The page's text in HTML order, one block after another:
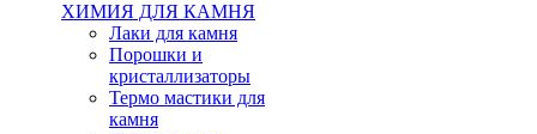
ХИМИЯ ДЛЯ КАМНЯ
Лаки для камня
Порошки и
кристаллизаторы
Термо мастики для
камня